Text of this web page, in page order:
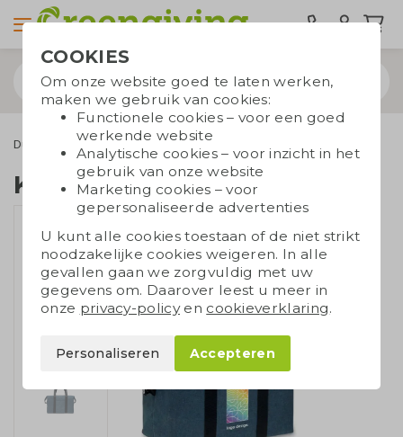
Duurzame tassen Koeltassen
Koeltas RPET
COOKIES
Om onze website goed te laten werken,
maken we gebruik van cookies:
Functionele cookies – voor een goed
werkende website
Analytische cookies – voor inzicht in het
gebruik van onze website
Marketing cookies – voor
gepersonaliseerde advertenties
U kunt alle cookies toestaan of de niet strikt
noodzakelijke cookies weigeren. In alle
gevallen gaan we zorgvuldig met uw
gegevens om. Daarover leest u meer in
onze privacy-policyen cookieverklaring.
Personaliseren Accepteren